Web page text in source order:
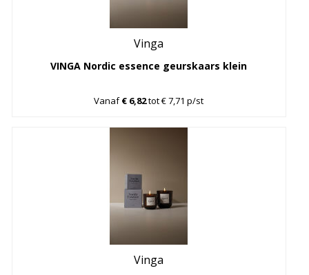
Vinga
VINGA Nordic essence geurskaars klein
Vanaf€ 6,82tot € 7,71 p/st
Vinga